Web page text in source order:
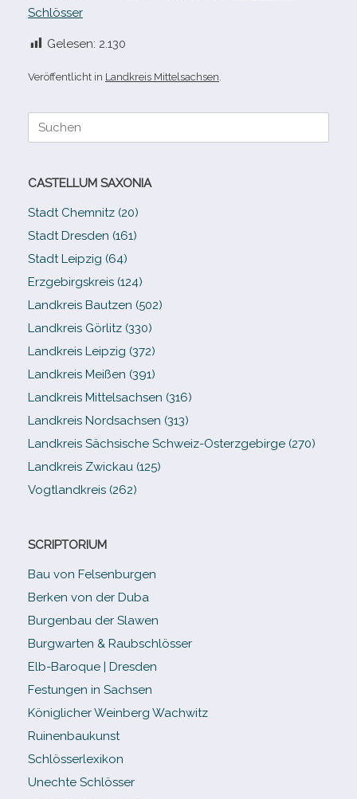
Schlösser
Gelesen: 2.130
Veröffentlicht in Landkreis Mittelsachsen
Suche
CASTELLUM SAXONIA
Stadt Chemnitz (20)
Stadt Dresden (161)
Stadt Leipzig (64)
Erzgebirgskreis (124)
Landkreis Bautzen (502)
Landkreis Görlitz (330)
Landkreis Leipzig (372)
Landkreis Meißen (391)
Landkreis Mittelsachsen (316)
Landkreis Nordsachsen (313)
Landkreis Sächsische Schweiz-​Osterzgebirge (270)
Landkreis Zwickau (125)
Vogtlandkreis (262)
SCRIPTORIUM
Bau von Felsenburgen
Berken von der Duba
Burgenbau der Slawen
Burgwarten & Raubschlösser
Elb-​Baroque | Dresden
Festungen in Sachsen
Königlicher Weinberg Wachwitz
Ruinenbaukunst
Schlösserlexikon
Unechte Schlösser